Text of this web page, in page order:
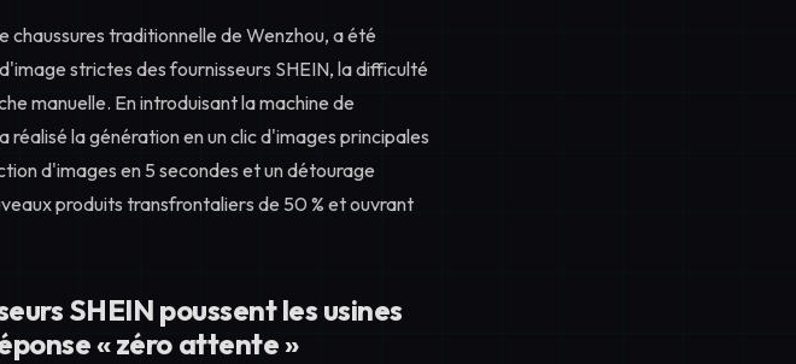
traditionnelle de Wenzhou, a été
strictes des fournisseurs SHEIN, la difficulté
manuelle. En introduisant la machine de
la génération en un clic d'images principales
d'images en 5 secondes et un détourage
produits transfrontaliers de 50 % et ouvrant
SHEIN poussent les usines
« zéro attente »